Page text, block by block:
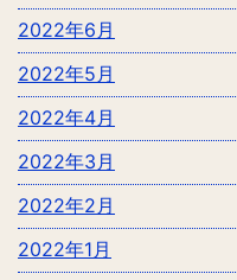
2022年6月
2022年5月
2022年4月
2022年3月
2022年2月
2022年1月